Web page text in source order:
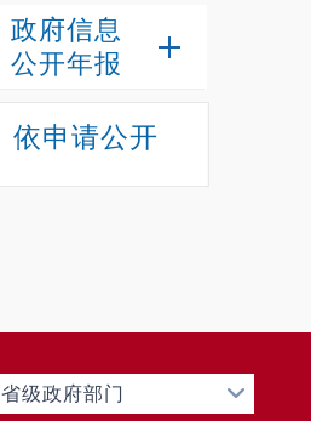
政府信息
公开年报
依申请公开
省级政府部门